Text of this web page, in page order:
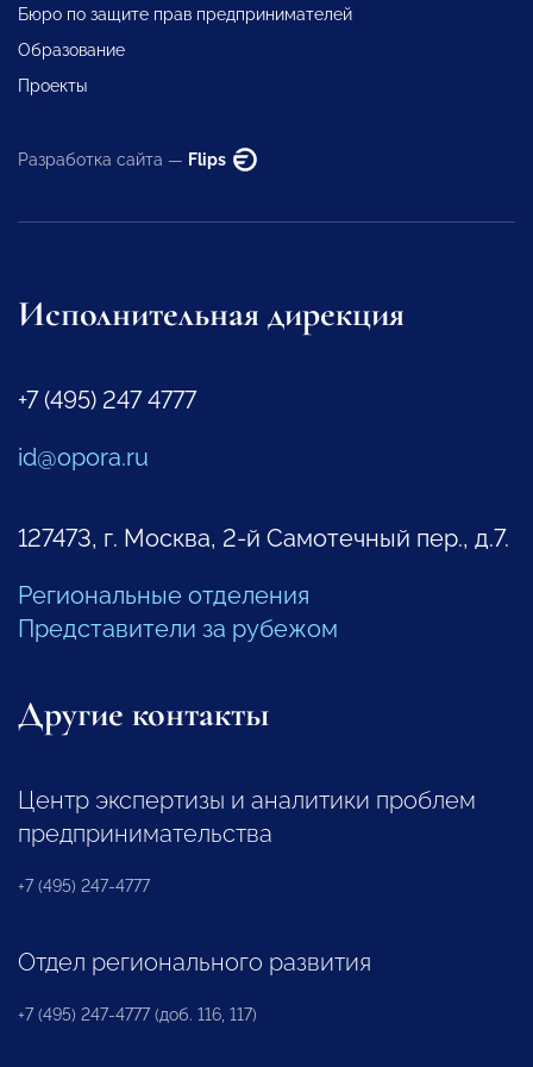
Бюро по защите прав предпринимателей
Образование
Проекты
Разработка сайта — Flips
Исполнительная дирекция
+7 (495) 247 4777
id@opora.ru
127473, г. Москва, 2-й Самотечный пер., д.7.
Региональные отделения
Представители за рубежом
Другие контакты
Центр экспертизы и аналитики проблем
предпринимательства
+7 (495) 247-4777
Отдел регионального развития
+7 (495) 247-4777 (доб. 116, 117)